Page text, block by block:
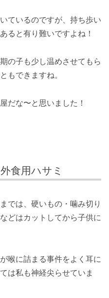
ているのですが、持ち歩い
ると有り難いですよね！
の子も少し温めさせてもら
もできますね。
だな〜と思いました！
食用ハサミ
では、硬いもの・噛み切り
どはカットしてから子供に
喉に詰まる事件をよく耳に
は私も神経尖らせていま